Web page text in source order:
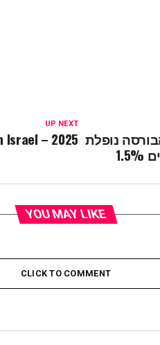
UP NEXT
Israel – 2025 נופלת
YOU MAY LIKE
CLICK TO COMMENT